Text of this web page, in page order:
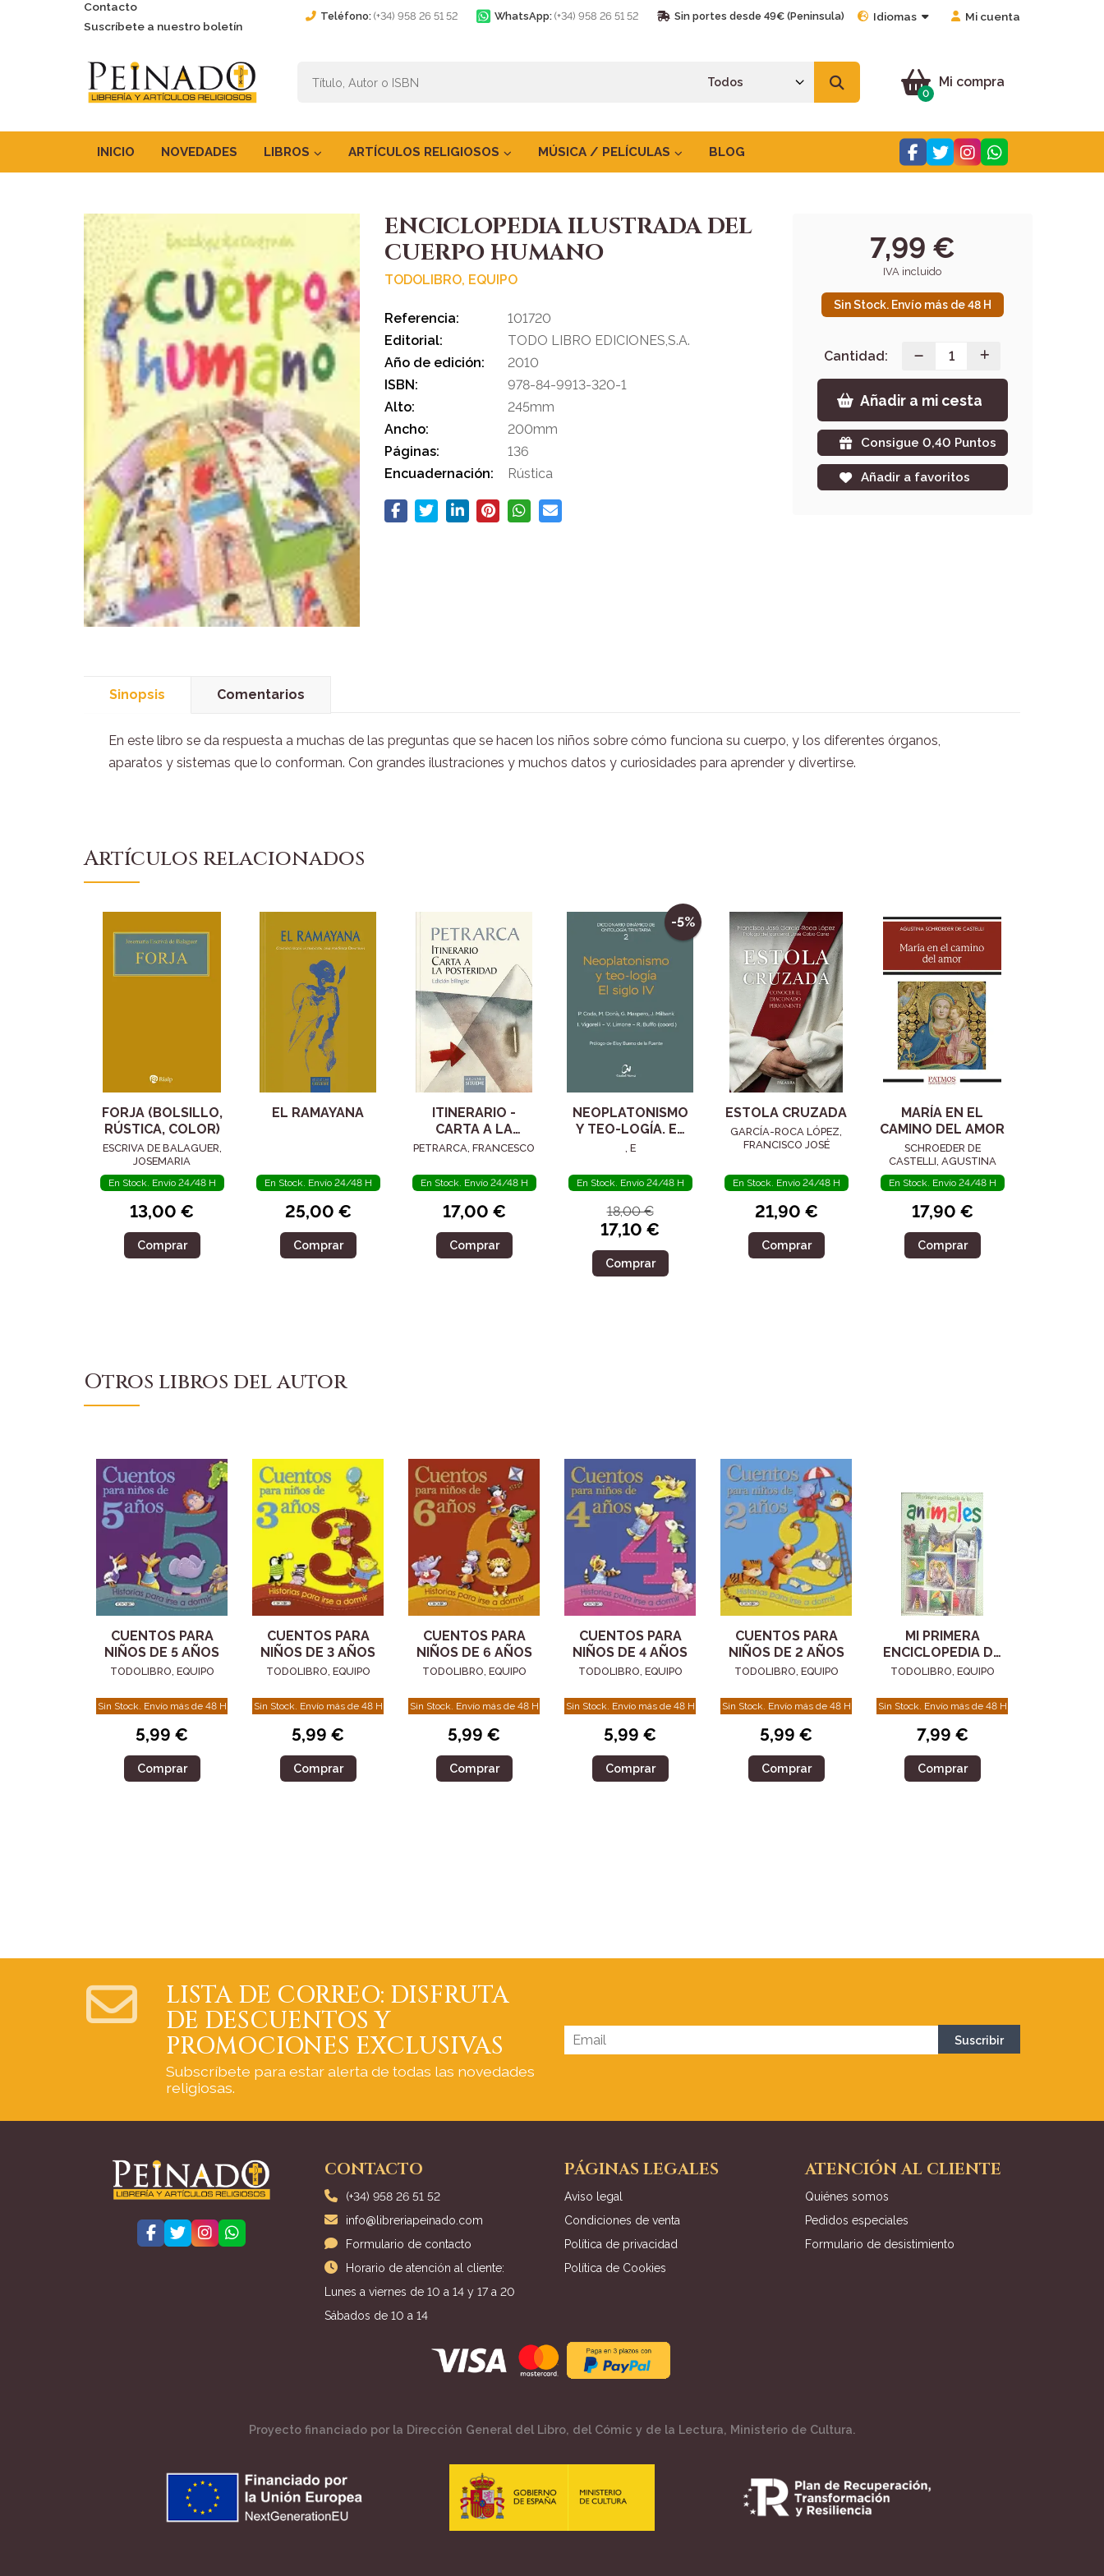
Contacto
Suscríbete a nuestro boletín
Teléfono: (+34) 958 26 51 52 WhatsApp: (+34) 958 26 51 52 Sin portes desde 49€ (Peninsula) Idiomas Mi cuenta
Mi compra
0
INICIO NOVEDADES LIBROS ARTÍCULOS RELIGIOSOS MÚSICA / PELÍCULAS BLOG
ENCICLOPEDIA ILUSTRADA DEL
CUERPO HUMANO
TODOLIBRO, EQUIPO
Referencia:
101720
Editorial:
TODO LIBRO EDICIONES,S.A.
Año de edición:
2010
ISBN:
978-84-9913-320-1
Alto:
245mm
Ancho:
200mm
Páginas:
136
Encuadernación:
Rústica
7,99 €
IVA incluido
Sin Stock. Envío más de 48 H
Cantidad:
Añadir a mi cesta
Consigue 0,40 Puntos
Añadir a favoritos
Sinopsis Comentarios
En este libro se da respuesta a muchas de las preguntas que se hacen los niños sobre cómo funciona su cuerpo, y los diferentes órganos,
aparatos y sistemas que lo conforman. Con grandes ilustraciones y muchos datos y curiosidades para aprender y divertirse.
Artículos relacionados
FORJA (BOLSILLO,
RÚSTICA, COLOR)
ESCRIVA DE BALAGUER,
JOSEMARIA
En Stock. Envío 24/48 H
13,00 €
Comprar
EL RAMAYANA
En Stock. Envío 24/48 H
25,00 €
Comprar
ITINERARIO -
CARTA A LA
POSTERIDAD
PETRARCA, FRANCESCO
En Stock. Envío 24/48 H
17,00 €
Comprar
-5%
NEOPLATONISMO
Y TEO-LOGÍA. EL
SIGLO IV
, E
En Stock. Envío 24/48 H
18,00 €
17,10 €
Comprar
ESTOLA CRUZADA
GARCÍA-ROCA LÓPEZ,
FRANCISCO JOSÉ
En Stock. Envío 24/48 H
21,90 €
Comprar
MARÍA EN EL
CAMINO DEL AMOR
SCHROEDER DE
CASTELLI, AGUSTINA
En Stock. Envío 24/48 H
17,90 €
Comprar
Otros libros del autor
CUENTOS PARA
NIÑOS DE 5 AÑOS
TODOLIBRO, EQUIPO
Sin Stock. Envío más de 48 H
5,99 €
Comprar
CUENTOS PARA
NIÑOS DE 3 AÑOS
TODOLIBRO, EQUIPO
Sin Stock. Envío más de 48 H
5,99 €
Comprar
CUENTOS PARA
NIÑOS DE 6 AÑOS
TODOLIBRO, EQUIPO
Sin Stock. Envío más de 48 H
5,99 €
Comprar
CUENTOS PARA
NIÑOS DE 4 AÑOS
TODOLIBRO, EQUIPO
Sin Stock. Envío más de 48 H
5,99 €
Comprar
CUENTOS PARA
NIÑOS DE 2 AÑOS
TODOLIBRO, EQUIPO
Sin Stock. Envío más de 48 H
5,99 €
Comprar
MI PRIMERA
ENCICLOPEDIA DE
LOS ANIMALES
TODOLIBRO, EQUIPO
Sin Stock. Envío más de 48 H
7,99 €
Comprar
LISTA DE CORREO: DISFRUTA
DE DESCUENTOS Y
PROMOCIONES EXCLUSIVAS
Subscríbete para estar alerta de todas las novedades
religiosas.
CONTACTO
(+34) 958 26 51 52
info@libreriapeinado.com
Formulario de contacto
Horario de atención al cliente:
Lunes a viernes de 10 a 14 y 17 a 20
Sábados de 10 a 14
PÁGINAS LEGALES
Aviso legal
Condiciones de venta
Política de privacidad
Política de Cookies
ATENCIÓN AL CLIENTE
Quiénes somos
Pedidos especiales
Formulario de desistimiento
Proyecto financiado por la Dirección General del Libro, del Cómic y de la Lectura, Ministerio de Cultura.